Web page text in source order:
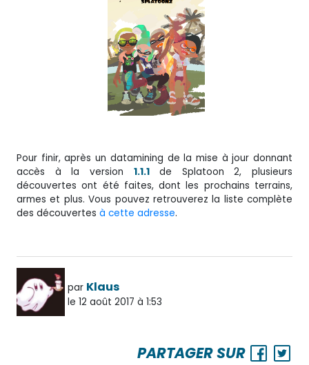
Pour finir, après un datamining de la mise à jour donnant
accès à la version 1.1.1de Splatoon 2, plusieurs
découvertes ont été faites, dont les prochains terrains,
armes et plus. Vous pouvez retrouverez la liste complète
des découvertes à cette adresse.
par Klaus
le 12 août 2017 à 1:53
PARTAGER SUR